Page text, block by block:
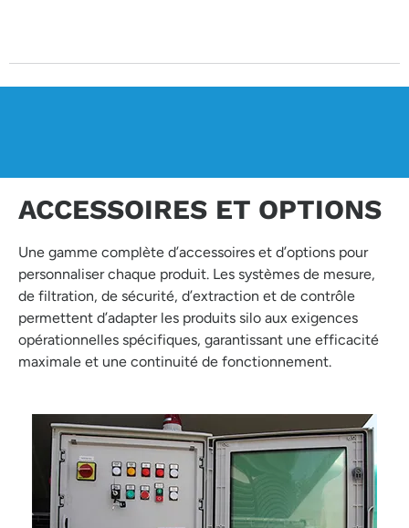
ACCESSOIRES ET OPTIONS
Une gamme complète d’accessoires et d’options pour
personnaliser chaque produit. Les systèmes de mesure,
de filtration, de sécurité, d’extraction et de contrôle
permettent d’adapter les produits silo aux exigences
opérationnelles spécifiques, garantissant une efficacité
maximale et une continuité de fonctionnement.